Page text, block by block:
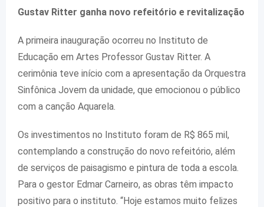
Gustav Ritter ganha novo refeitório e revitalização
A primeira inauguração ocorreu no Instituto de
Educação em Artes Professor Gustav Ritter. A
cerimônia teve início com a apresentação da Orquestra
Sinfônica Jovem da unidade, que emocionou o público
com a canção Aquarela.
Os investimentos no Instituto foram de R$ 865 mil,
contemplando a construção do novo refeitório, além
de serviços de paisagismo e pintura de toda a escola.
Para o gestor Edmar Carneiro, as obras têm impacto
positivo para o instituto. “Hoje estamos muito felizes